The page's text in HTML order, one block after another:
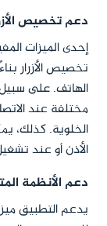
دعم تخصيص
إحدى الميزات
تخصيص الأزرار
الهاتف. على
الخلوية. كذلك،
الأذن أو عند
دعم الأنظمة
يدعم التطبيق